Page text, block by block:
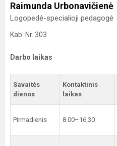
Raimunda Urbonavičienė
Logopedė-specialioji pedagogė
Kab. Nr. 303
Darbo laikas
Savaitės
dienos
Kontaktinis
laikas
Pirmadienis 8.00–16.30